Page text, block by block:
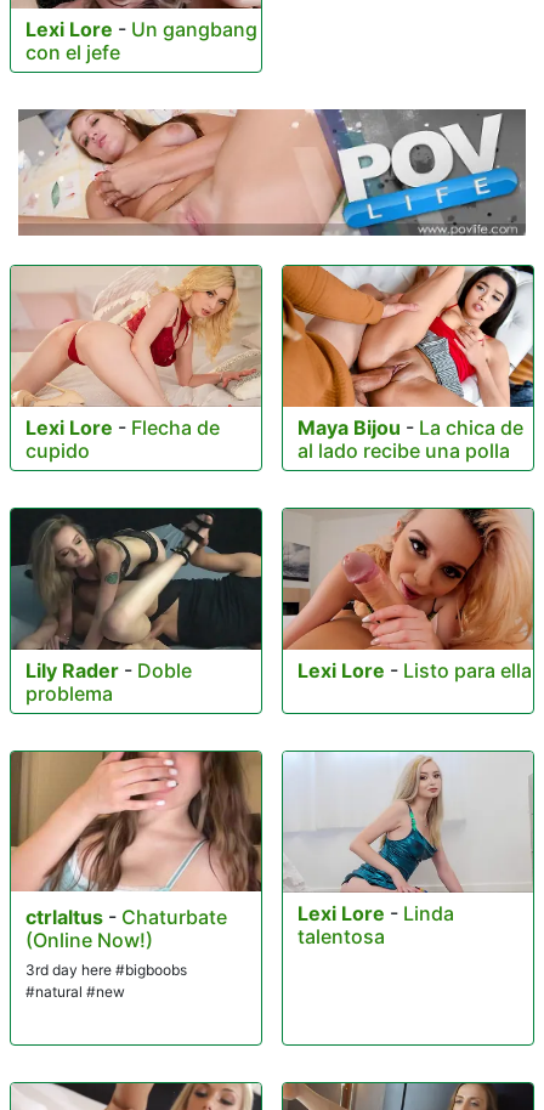
Lexi Lore - Un gangbang
con el jefe
Lexi Lore - Flecha de
cupido
Maya Bijou - La chica de
al lado recibe una polla
Lily Rader - Doble
problema
Lexi Lore - Listo para ella
ctrlaltus - Chaturbate
(Online Now!)
3rd day here #bigboobs
#natural #new
Lexi Lore - Linda
talentosa